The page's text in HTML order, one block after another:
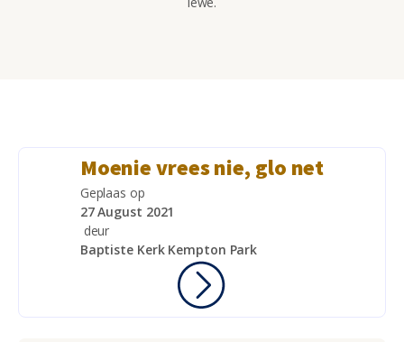
Moenie vrees nie, glo net
Geplaas op
27 August 2021
deur
Baptiste Kerk Kempton Park